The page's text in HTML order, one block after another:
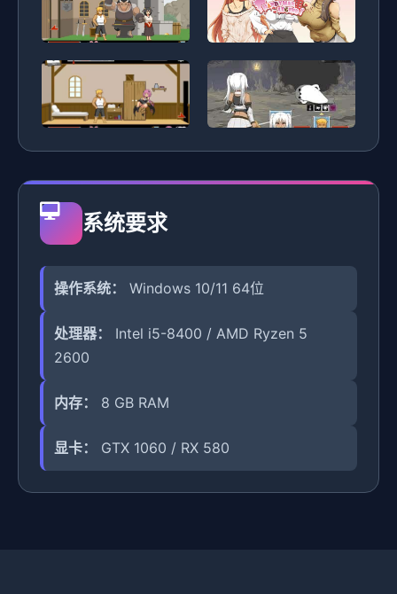
系统要求
操作系统： Windows 10/11 64位
处理器：
Intel i5-8400 / AMD Ryzen 5
2600
内存： 8 GB RAM
显卡： GTX 1060 / RX 580